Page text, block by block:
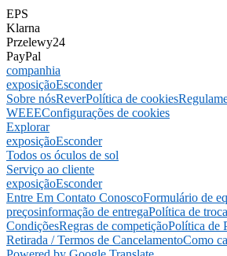
EPS
Klarna
Przelewy24
PayPal
companhia
exposiçãoEsconder
Sobre nósReverPolítica de cookies
WEEEConfigurações de cookies
Explorar
exposiçãoEsconder
Todos os óculos de sol
Serviço ao cliente
exposiçãoEsconder
Entre Em Contato ConoscoFormulário de
preçosinformação de entregaPolítica de
CondiçõesRegras de competiçãoPolítica de
Retirada / Termos de CancelamentoComo